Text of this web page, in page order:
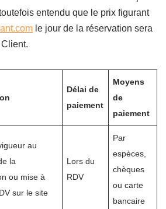
entendu que le prix figurant
le jour de la réservation sera
Délai de
paiement
Moyens
de
paiement
au
la
ou mise à
sur le site
Lors du
RDV
Par
espèces,
chèques
ou carte
bancaire